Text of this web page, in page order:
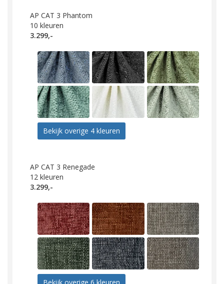
AP CAT 3 Phantom
10 kleuren
3.299,-
Bekijk overige 4 kleuren
AP CAT 3 Renegade
12 kleuren
3.299,-
Bekijk overige 6 kleuren